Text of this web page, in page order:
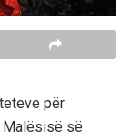
për
Malësisë së